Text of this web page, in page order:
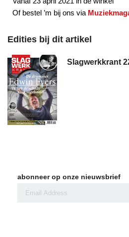
Of bestel ’m bij ons via
Edities bij dit artikel
Slagwerkkrant
abonneer op onze nieuwsbrief